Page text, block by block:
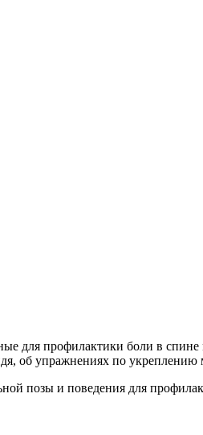
для профилактики боли в
об упражнениях по
позы и поведения для